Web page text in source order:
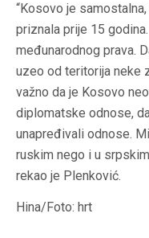
“Kosovo je
priznala prije 15
međunarodnog prava.
uzeo od teritorija neke
važno da je Kosovo
diplomatske odnose,
unapređivali odnose.
ruskim nego i u
rekao je Plenković.
Hina/Foto: hrt